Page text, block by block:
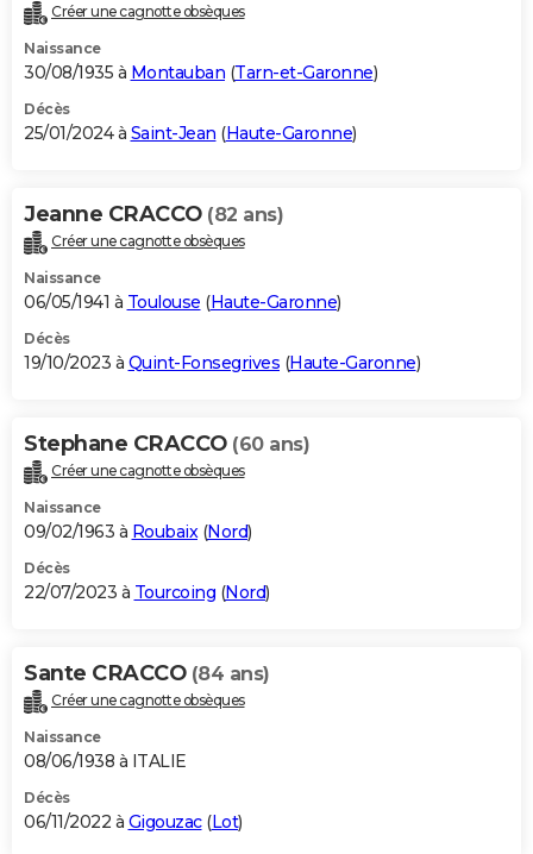
Créer une cagnotte obsèques
Naissance
30/08/1935 à Montauban (Tarn-et-Garonne)
Décès
25/01/2024 à Saint-Jean (Haute-Garonne)
Jeanne CRACCO (82 ans)
Créer une cagnotte obsèques
Naissance
06/05/1941 à Toulouse (Haute-Garonne)
Décès
19/10/2023 à Quint-Fonsegrives (Haute-Garonne)
Stephane CRACCO (60 ans)
Créer une cagnotte obsèques
Naissance
09/02/1963 à Roubaix(Nord)
Décès
22/07/2023 à Tourcoing (Nord)
Sante CRACCO (84 ans)
Créer une cagnotte obsèques
Naissance
08/06/1938 à ITALIE
Décès
06/11/2022 à Gigouzac(Lot)